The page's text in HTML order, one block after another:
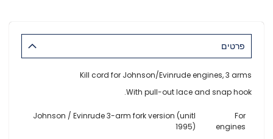
פרטים
Kill cord for Johnson/Evinrude engines, 3 arms
With pull-out lace and snap hook.
For
engines
Johnson / Evinrude 3-arm fork version (unitl
1995)